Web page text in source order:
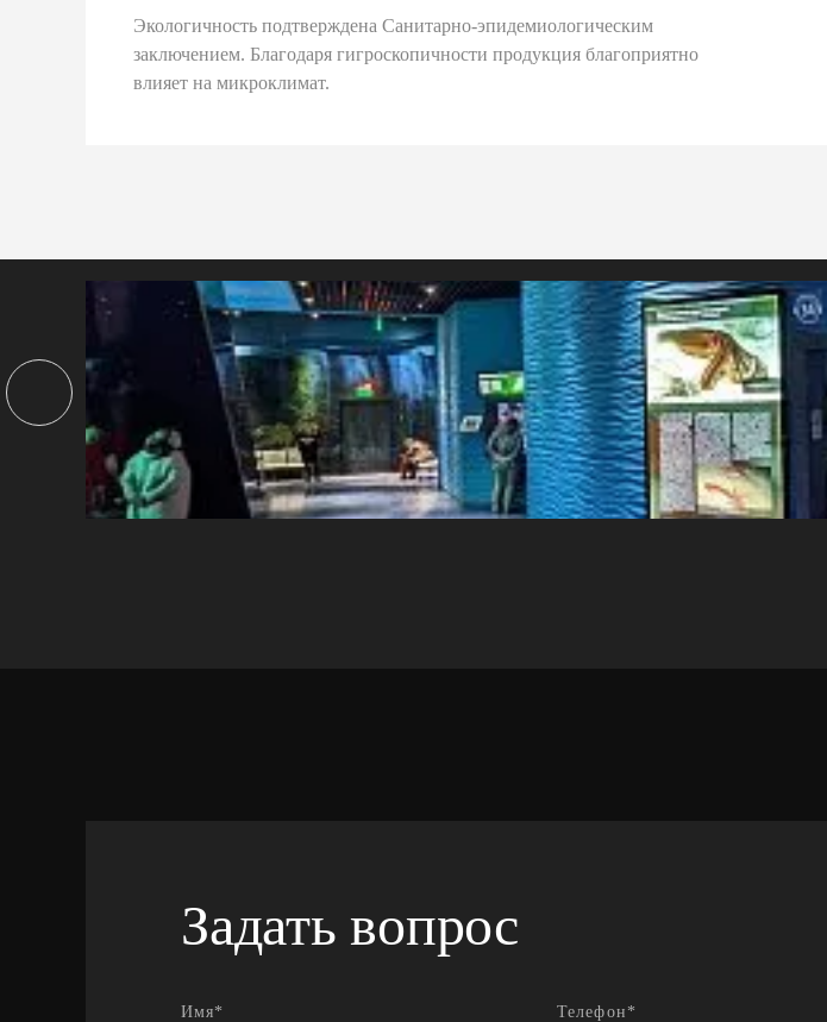
Экологичность подтверждена Санитарно-эпидемиологическим
заключением. Благодаря гигроскопичности продукция благоприятно
влияет на микроклимат.
Задать вопрос